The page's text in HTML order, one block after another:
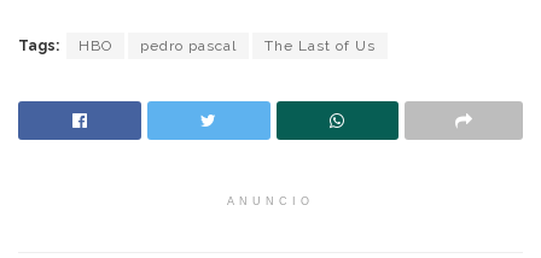
Tags: HBO pedro pascal The Last of Us
ANUNCIO